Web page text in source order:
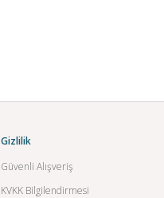
Gizlilik
Güvenli Alışveriş
KVKK Bilgilendirmesi